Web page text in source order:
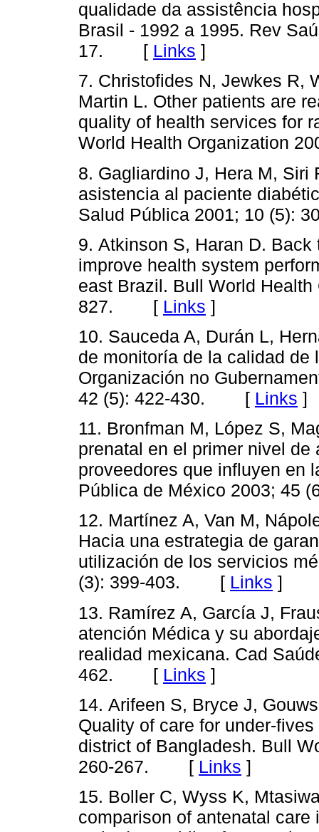
qualidade da assistência
Brasil - 1992 a 1995. Rev
17. [ Links ]
7. Christofides N, Jewkes R,
Martin L. Other patients are
quality of health services for
World Health Organization
8. Gagliardino J, Hera M, Siri
asistencia al paciente
Salud Pública 2001; 10
9. Atkinson S, Haran D.
improve health system
east Brazil. Bull World
827. [ Links ]
10. Sauceda A, Durán L,
de monitoría de la calidad de
Organización no
42 (5): 422-430. [ Links ]
11. Bronfman M, López S,
prenatal en el primer nivel
proveedores que influyen en
Pública de México 2003;
12. Martínez A, Van M,
Hacia una estrategia de
utilización de los servicios
(3): 399-403. [ Links ]
13. Ramírez A, García J,
atención Médica y su
realidad mexicana. Cad
462. [ Links ]
14. Arifeen S, Bryce J,
Quality of care for under-
district of Bangladesh. Bull
260-267. [ Links ]
15. Boller C, Wyss K,
comparison of antenatal